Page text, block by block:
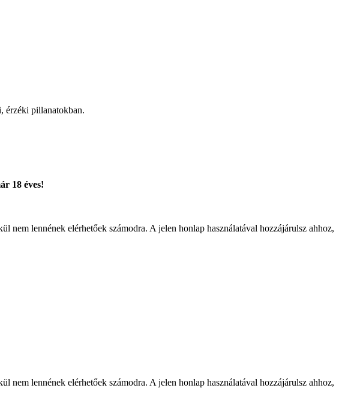
érzéki pillanatokban.
18 éves!
lennének elérhetőek számodra. A jelen honlap használatával hozzájárulsz ahhoz,
lennének elérhetőek számodra. A jelen honlap használatával hozzájárulsz ahhoz,